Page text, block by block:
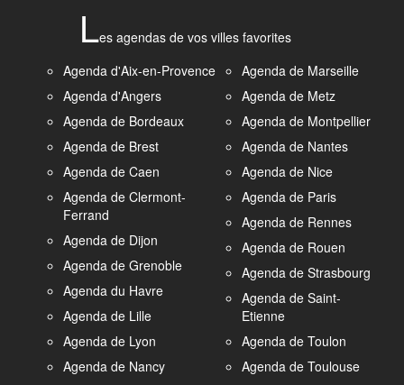
Les agendas de vos villes favorites
Agenda d'Aix-en-Provence
Agenda d'Angers
Agenda de Bordeaux
Agenda de Brest
Agenda de Caen
Agenda de Clermont-
Ferrand
Agenda de Dijon
Agenda de Grenoble
Agenda du Havre
Agenda de Lille
Agenda de Lyon
Agenda de Nancy
Agenda de Marseille
Agenda de Metz
Agenda de Montpellier
Agenda de Nantes
Agenda de Nice
Agenda de Paris
Agenda de Rennes
Agenda de Rouen
Agenda de Strasbourg
Agenda de Saint-
Etienne
Agenda de Toulon
Agenda de Toulouse